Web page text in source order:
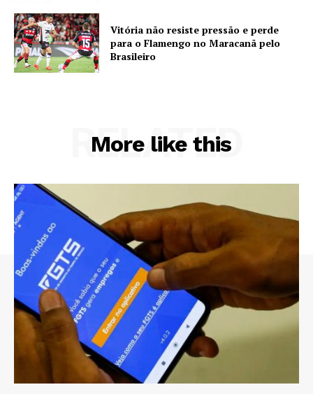
Vitória não resiste pressão e perde
para o Flamengo no Maracanã pelo
Brasileiro
More like this
RELATED